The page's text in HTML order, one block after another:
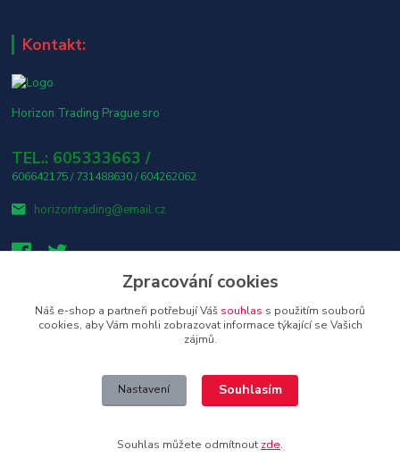
Kontakt:
Horizon Trading Prague sro
TEL.: 605333663 /
606642175 / 731488630 / 604262062
horizontrading@email.cz
👤 Osobní odběr s platbou v hotovosti ZDARMA! 🎶
elektroniky a příslušenství
Zpracování cookies
Náš e-shop a partneři potřebují Váš souhlas s použitím souborů
cookies, aby Vám mohli zobrazovat informace týkající se Vašich
zájmů.
Nastavení Souhlasím
Souhlas můžete odmítnout zde.